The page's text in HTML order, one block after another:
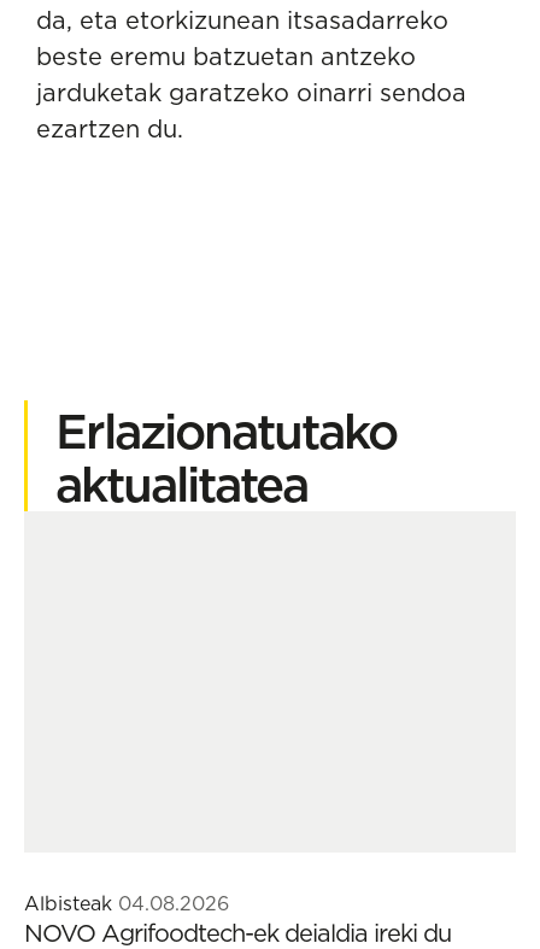
da, eta etorkizunean itsasadarreko
beste eremu batzuetan antzeko
jarduketak garatzeko oinarri sendoa
ezartzen du.
Erlazionatutako
aktualitatea
Albisteak 04.08.2026
NOVO Agrifoodtech-ek deialdia ireki du